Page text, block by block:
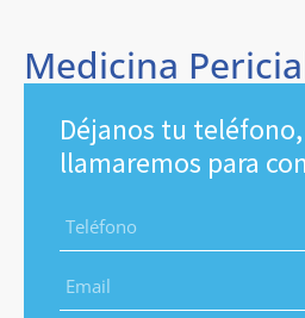
Medicina
Déjanos tu
llamaremos para